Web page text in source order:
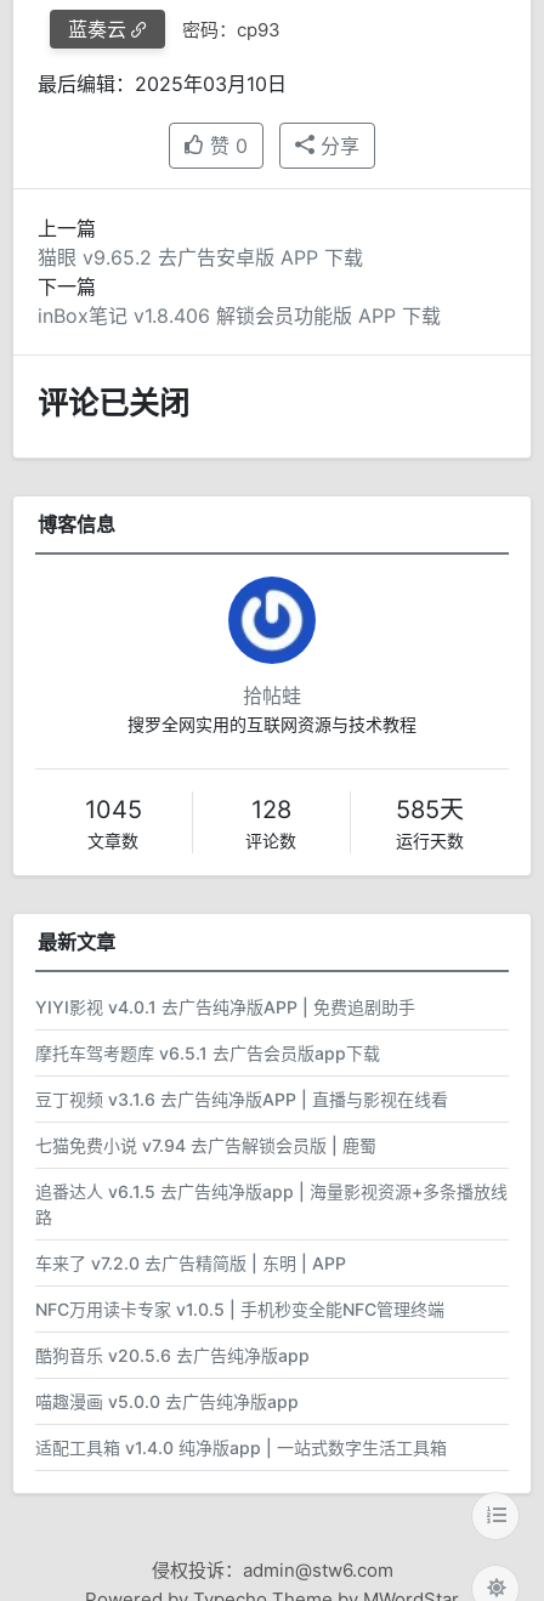
蓝奏云 密码：cp93
最后编辑：2025年03月10日
赞 0 分享
上一篇
猫眼 v9.65.2 去广告安卓版 APP 下载
下一篇
inBox笔记 v1.8.406 解锁会员功能版 APP 下载
评论已关闭
博客信息
拾帖蛙
搜罗全网实用的互联网资源与技术教程
1045
文章数
128
评论数
585天
运行天数
最新文章
YIYI影视 v4.0.1 去广告纯净版APP | 免费追剧助手
摩托车驾考题库 v6.5.1 去广告会员版app下载
豆丁视频 v3.1.6 去广告纯净版APP | 直播与影视在线看
七猫免费小说 v7.94 去广告解锁会员版 | 鹿蜀
追番达人 v6.1.5 去广告纯净版app | 海量影视资源+多条播放线
路
车来了 v7.2.0 去广告精简版 | 东明 | APP
NFC万用读卡专家 v1.0.5 | 手机秒变全能NFC管理终端
酷狗音乐 v20.5.6 去广告纯净版app
喵趣漫画 v5.0.0 去广告纯净版app
适配工具箱 v1.4.0 纯净版app | 一站式数字生活工具箱
侵权投诉：admin@stw6.com